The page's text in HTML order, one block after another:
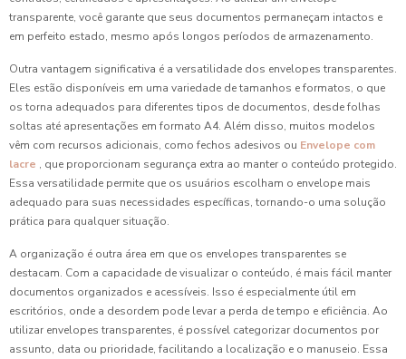
transparente, você garante que seus documentos permaneçam intactos e
em perfeito estado, mesmo após longos períodos de armazenamento.
Outra vantagem significativa é a versatilidade dos envelopes transparentes.
Eles estão disponíveis em uma variedade de tamanhos e formatos, o que
os torna adequados para diferentes tipos de documentos, desde folhas
soltas até apresentações em formato A4. Além disso, muitos modelos
vêm com recursos adicionais, como fechos adesivos ou Envelope com
lacre , que proporcionam segurança extra ao manter o conteúdo protegido.
Essa versatilidade permite que os usuários escolham o envelope mais
adequado para suas necessidades específicas, tornando-o uma solução
prática para qualquer situação.
A organização é outra área em que os envelopes transparentes se
destacam. Com a capacidade de visualizar o conteúdo, é mais fácil manter
documentos organizados e acessíveis. Isso é especialmente útil em
escritórios, onde a desordem pode levar a perda de tempo e eficiência. Ao
utilizar envelopes transparentes, é possível categorizar documentos por
assunto, data ou prioridade, facilitando a localização e o manuseio. Essa